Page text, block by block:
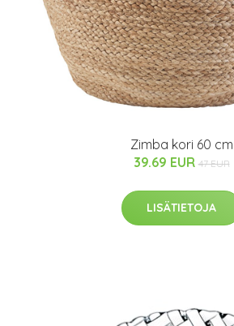
Zimba kori 60 cm
39.69 EUR 47 EUR
LISÄTIETOJA